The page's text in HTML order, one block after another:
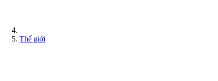
Thế giới